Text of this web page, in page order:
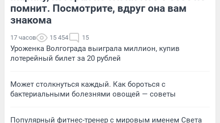
помнит. Посмотрите, вдруг она вам
знакома
17 часов 15 454 15
Уроженка Волгограда выиграла миллион, купив
лотерейный билет за 20 рублей
Может столкнуться каждый. Как бороться с
бактериальными болезнями овощей — советы
Популярный фитнес-тренер с мировым именем Света